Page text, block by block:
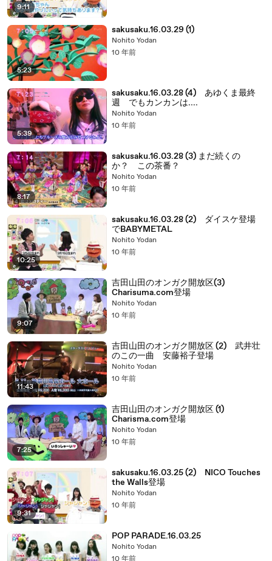
9:11
5:23
sakusaku.16.03.29 (1)
Nohito Yodan
10 年前
5:39
sakusaku.16.03.28 (4) あゆくま最終
週 でもカンカンは....
Nohito Yodan
10 年前
8:17
sakusaku.16.03.28 (3) まだ続くの
か？ この茶番？
Nohito Yodan
10 年前
10:25
sakusaku.16.03.28 (2) ダイスケ登場
でBABYMETAL
Nohito Yodan
10 年前
9:07
吉田山田のオンガク開放区(3)
Charisuma.com登場
Nohito Yodan
10 年前
11:43
吉田山田のオンガク開放区 (2) 武井壮
のこの一曲 安藤裕子登場
Nohito Yodan
10 年前
7:25
吉田山田のオンガク開放区 (1)
Charisma.com登場
Nohito Yodan
10 年前
9:31
sakusaku.16.03.25 (2) NICO Touches
the Walls登場
Nohito Yodan
10 年前
POP PARADE.16.03.25
Nohito Yodan